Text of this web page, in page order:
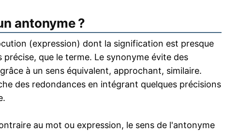
antonyme ?
(expression) dont la signification est presque
que le terme. Le synonyme évite des
à un sens équivalent, approchant, similaire.
des redondances en intégrant quelques précisions
au mot ou expression, le sens de l'antonyme